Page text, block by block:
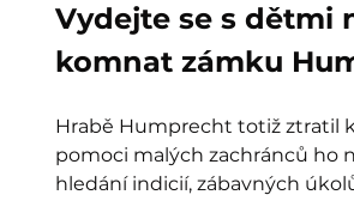
Vydejte se s dětmi
komnat zámku
Hrabě Humprecht totiž ztratil
pomoci malých zachránců ho
hledání indicií, zábavných